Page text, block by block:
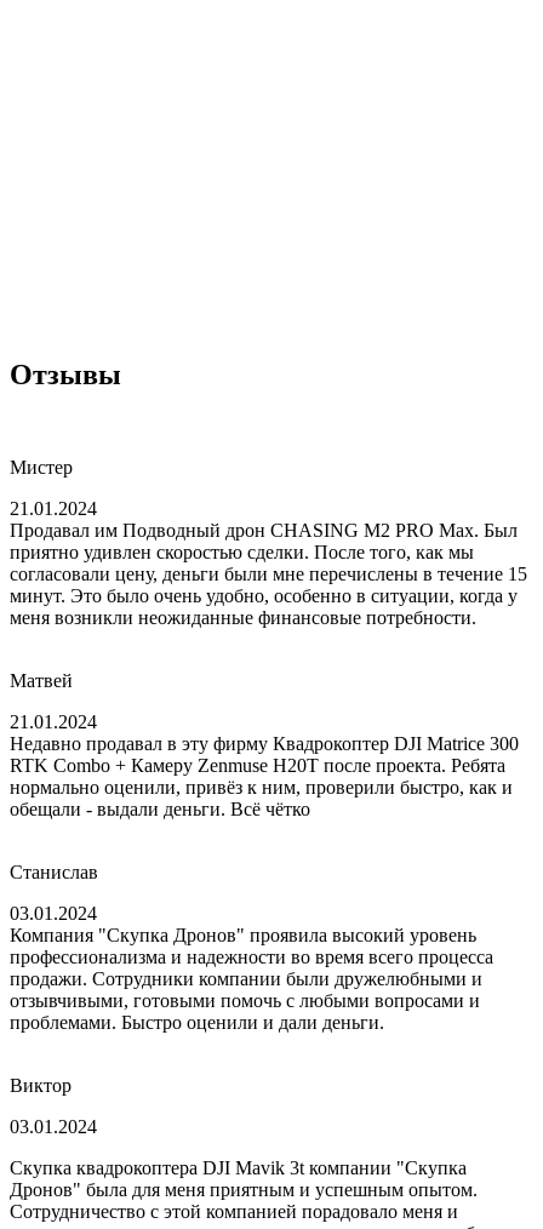
Отзывы
Мистер
21.01.2024
Продавал им Подводный дрон CHASING M2 PRO Max. Был
приятно удивлен скоростью сделки. После того, как мы
согласовали цену, деньги были мне перечислены в течение 15
минут. Это было очень удобно, особенно в ситуации, когда у
меня возникли неожиданные финансовые потребности.
Матвей
21.01.2024
Недавно продавал в эту фирму Квадрокоптер DJI Matrice 300
RTK Combo + Камеру Zenmuse H20T после проекта. Ребята
нормально оценили, привёз к ним, проверили быстро, как и
обещали - выдали деньги. Всё чётко
Станислав
03.01.2024
Компания "Скупка Дронов" проявила высокий уровень
профессионализма и надежности во время всего процесса
продажи. Сотрудники компании были дружелюбными и
отзывчивыми, готовыми помочь с любыми вопросами и
проблемами. Быстро оценили и дали деньги.
Виктор
03.01.2024
Скупка квадрокоптера DJI Mavik 3t компании "Скупка
Дронов" была для меня приятным и успешным опытом.
Сотрудничество с этой компанией порадовало меня и